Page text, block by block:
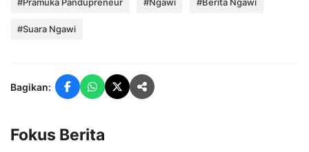
#Pramuka Pandupreneur #Ngawi #Berita Ngawi
#Suara Ngawi
Bagikan:
Fokus Berita